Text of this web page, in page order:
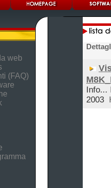
web
(FAQ)
Info...
2003